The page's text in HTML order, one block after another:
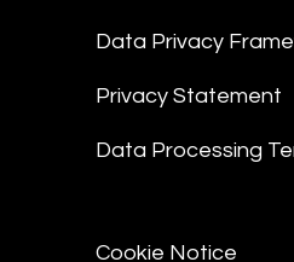
Data Privacy
Privacy Statement
Data Processing
Cookie Notice